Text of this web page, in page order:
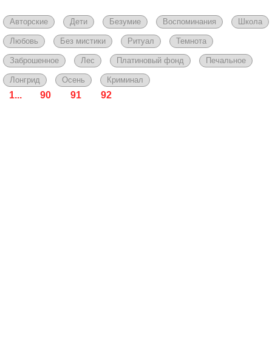
Авторские Дети Безумие Воспоминания Школа
Любовь Без мистики Ритуал Темнота
Заброшенное Лес Платиновый фонд Печальное
Лонгрид Осень Криминал
1... 90 91 92